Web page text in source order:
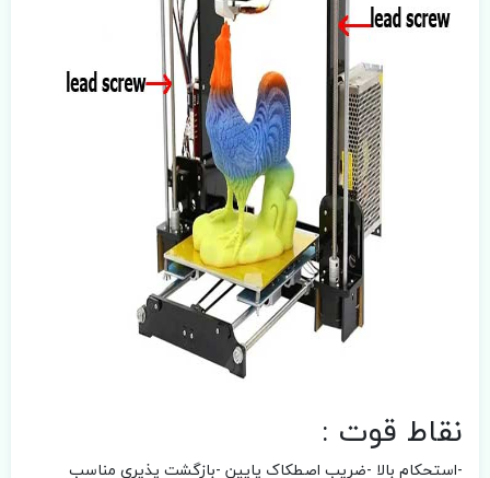
نقاط قوت :
-استحکام بالا -ضریب اصطکاک پایین -بازگشت پذیری مناسب